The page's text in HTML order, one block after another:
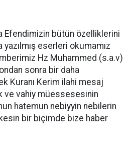
Efendimizin bütün özelliklerini
eserleri okumamız
Hz Muhammed (s.a.v)
sonra bir daha
Kuranı Kerim ilahi mesaj
ve vahiy müessesesinin
hatemun nebiyyin nebilerin
bir biçimde bize haber